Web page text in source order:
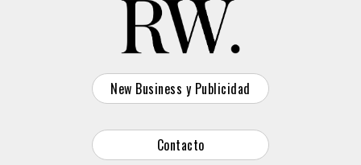
New Business y Publicidad
Contacto